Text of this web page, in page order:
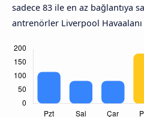
sadece 83 ile en az bağlantıya
antrenörler Liverpool